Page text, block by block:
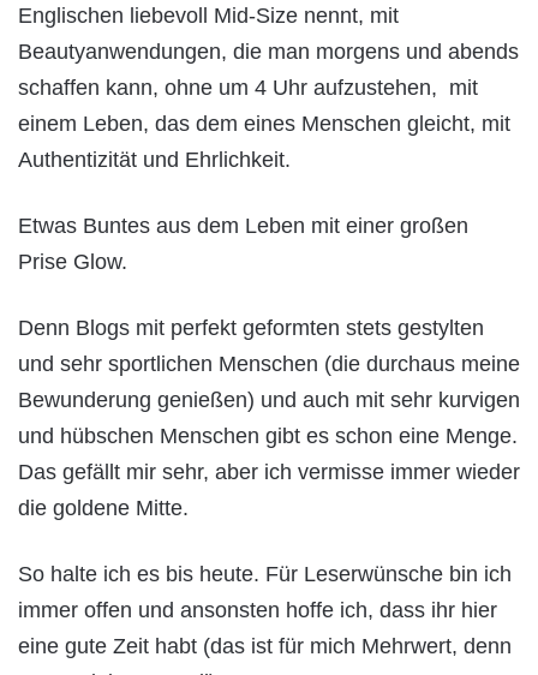
Englischen liebevoll Mid-Size nennt, mit
Beautyanwendungen, die man morgens und abends
schaffen kann, ohne um 4 Uhr aufzustehen, mit
einem Leben, das dem eines Menschen gleicht, mit
Authentizität und Ehrlichkeit.
Etwas Buntes aus dem Leben mit einer großen
Prise Glow.
Denn Blogs mit perfekt geformten stets gestylten
und sehr sportlichen Menschen (die durchaus meine
Bewunderung genießen) und auch mit sehr kurvigen
und hübschen Menschen gibt es schon eine Menge.
Das gefällt mir sehr, aber ich vermisse immer wieder
die goldene Mitte.
So halte ich es bis heute. Für Leserwünsche bin ich
immer offen und ansonsten hoffe ich, dass ihr hier
eine gute Zeit habt (das ist für mich Mehrwert, denn